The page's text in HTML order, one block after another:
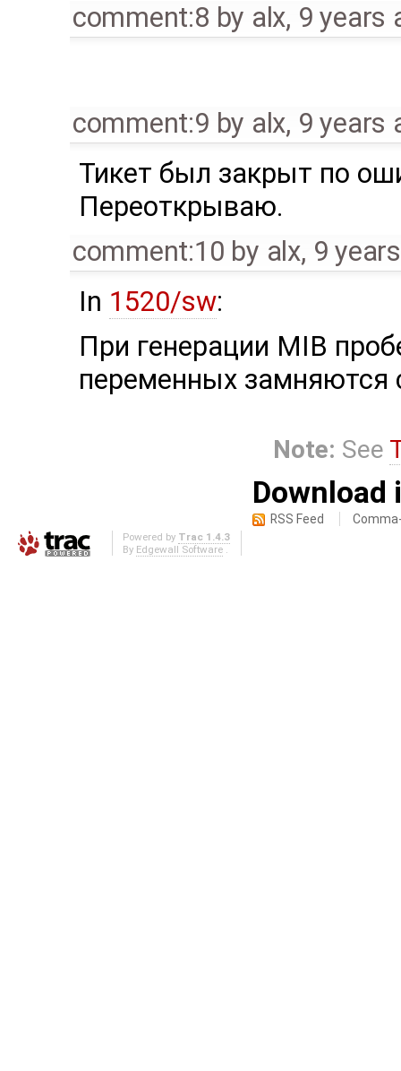
comment:8 by alx, 9 years
comment:9 by alx, 9 years
Тикет был закрыт по
Переоткрываю.
comment:10 by alx, 9
In 1520/sw:
При генерации MIB
переменных
Note: See
RSS Feed
Powered by Trac 1.4.3
By Edgewall Software .